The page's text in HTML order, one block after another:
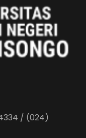
/ (024)